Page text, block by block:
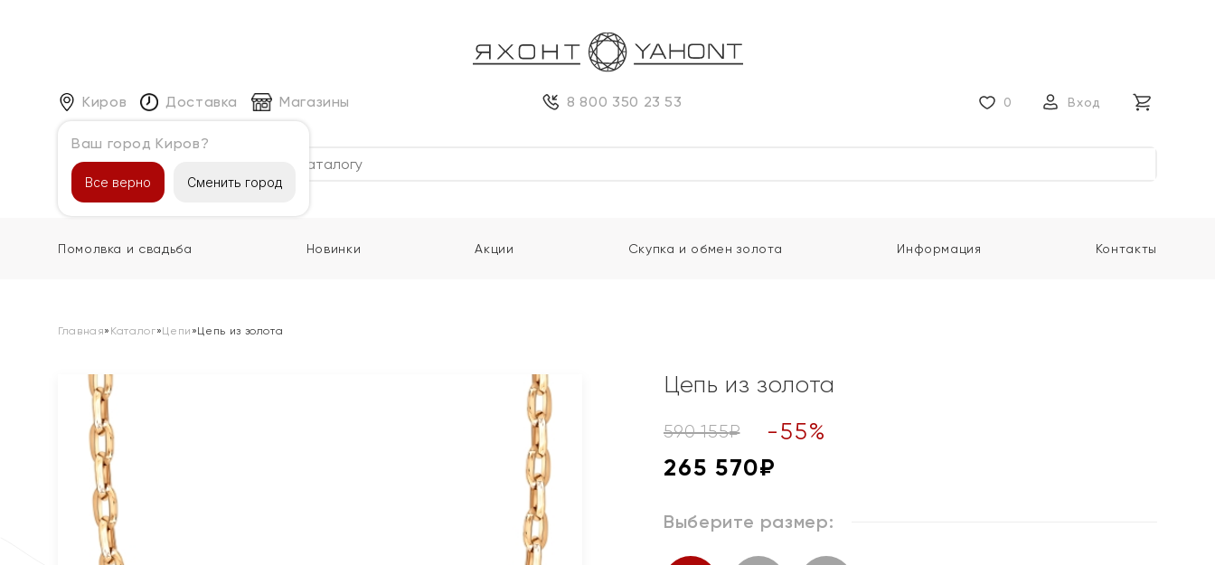
Киров
Ваш город Киров?
Все верно Сменить город
Доставка Магазины 8 800 350 23 53 0 Вход
Каталог
Помолвка и свадьба Новинки Акции Скупка и обмен золота Информация Контакты
Главная» Каталог»Цепи »Цепь из золота
Цепь из золота
590 155₽ -55%
265 570₽
Выберите размер: